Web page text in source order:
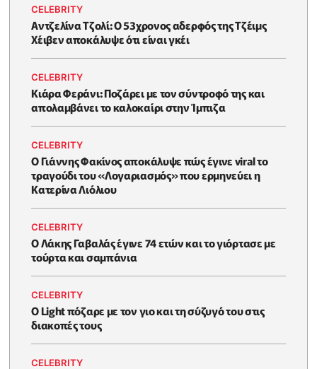
CELEBRITY
Αντζελίνα Τζολί: Ο 53χρονος αδερφός της Τζέιμς
Χέιβεν αποκάλυψε ότι είναι γκέι
CELEBRITY
Κιάρα Φεράνι: Ποζάρει με τον σύντροφό της και
απολαμβάνει το καλοκαίρι στην Ίμπιζα
CELEBRITY
Ο Γιάννης Φακίνος αποκάλυψε πώς έγινε viral το
τραγούδι του «Λογαριασμός» που ερμηνεύει η
Κατερίνα Λιόλιου
CELEBRITY
Ο Λάκης Γαβαλάς έγινε 74 ετών και το γιόρτασε με
τούρτα και σαμπάνια
CELEBRITY
Ο Light πόζαρε με τον γιο και τη σύζυγό του στις
διακοπές τους
CELEBRITY